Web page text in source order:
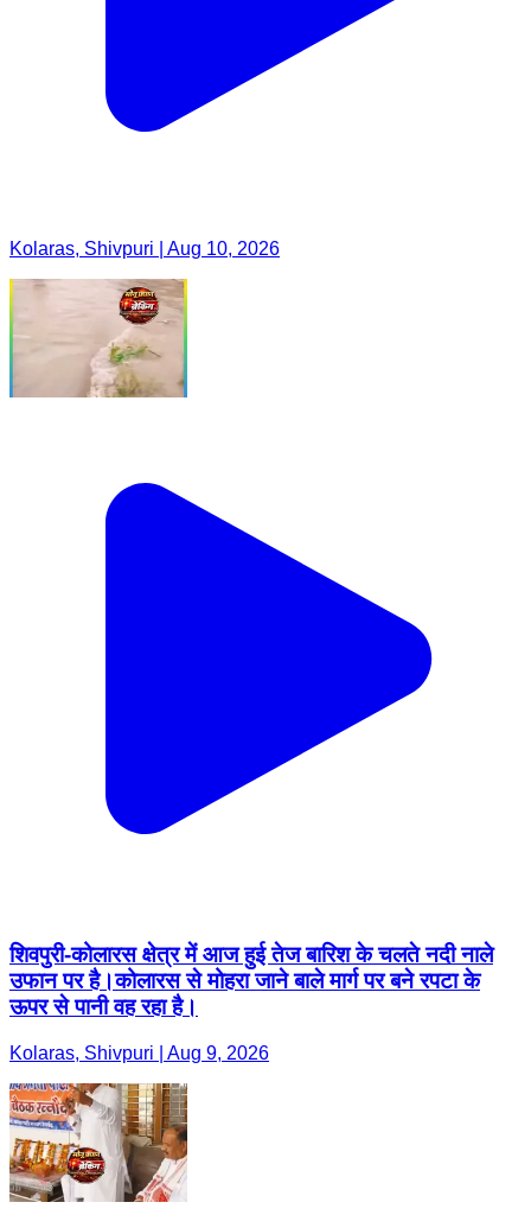
Kolaras, Shivpuri | Aug 10, 2026
शिवपुरी-कोलारस क्षेत्र में आज हुई तेज बारिश के चलते नदी नाले
उफान पर है।कोलारस से मोहरा जाने बाले मार्ग पर बने रपटा के
ऊपर से पानी वह रहा है।
Kolaras, Shivpuri | Aug 9, 2026